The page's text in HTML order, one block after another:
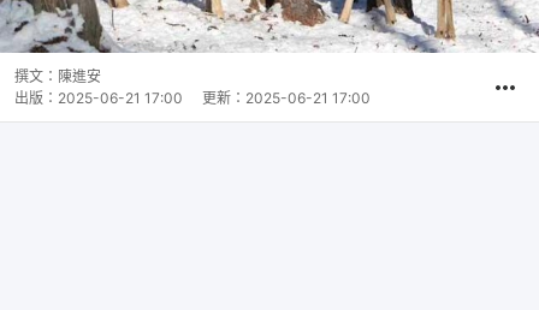
撰文： 陳進安
出版： 2025-06-21 17:00 更新： 2025-06-21 17:00